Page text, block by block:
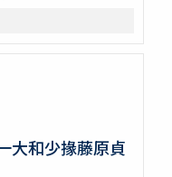
大和少掾藤原貞